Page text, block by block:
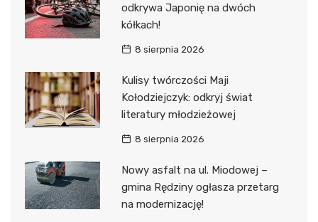
odkrywa Japonię na dwóch
kółkach!
8 sierpnia 2026
Kulisy twórczości Maji
Kołodziejczyk: odkryj świat
literatury młodzieżowej
8 sierpnia 2026
Nowy asfalt na ul. Miodowej –
gmina Rędziny ogłasza przetarg
na modernizację!